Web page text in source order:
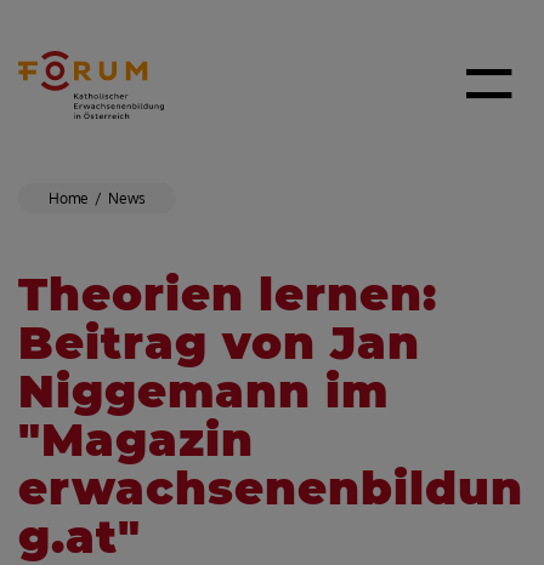
Home News
Theorien lernen:
Beitrag von Jan
Niggemann im
"Magazin
erwachsenenbildun
g.at"